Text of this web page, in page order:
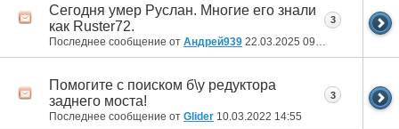
Сегодня умер Руслан. Многие его знали
как Ruster72.
Последнее сообщение от Андрей939 22.03.2025 09:21
3
Помогите с поиском б\у редуктора
заднего моста!
Последнее сообщение от Glider 10.03.2022 14:55
3